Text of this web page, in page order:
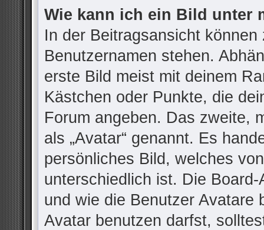
Wie kann ich ein Bild unter
In der Beitragsansicht
Benutzernamen stehen.
erste Bild meist mit deinem
Kästchen oder Punkte, die
Forum angeben. Das zweite,
als „Avatar“ genannt. Es
persönliches Bild, welches
unterschiedlich ist. Die
und wie die Benutzer Avatare
Avatar benutzen darfst,